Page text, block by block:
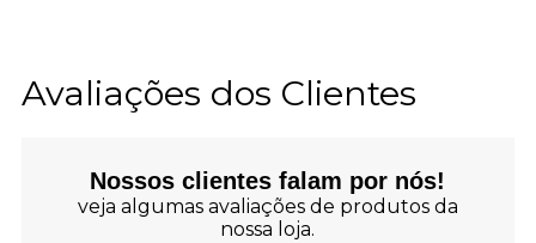
Avaliações dos Clientes
Nossos clientes falam por nós!
veja algumas avaliações de produtos da
nossa loja.